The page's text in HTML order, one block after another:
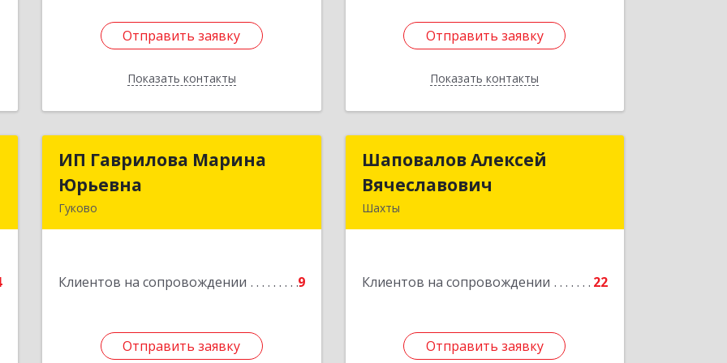
Отправить заявку
Показать контакты
Отправить заявку
Назад
Отправить заявку
Показать контакты
Отправить заявку
Назад
ИП Гаврилова Марина
Юрьевна
Гуково
Клиентов на сопровождении 9
Отправить заявку
ИП Гаврилова Марина
Отправить заявку
Шаповалов Алексей
Вячеславович
Шахты
Клиентов на сопровождении 22
Отправить заявку
Шаповалов Алексей
Вячеславович
Подробнее
Отправить заявку